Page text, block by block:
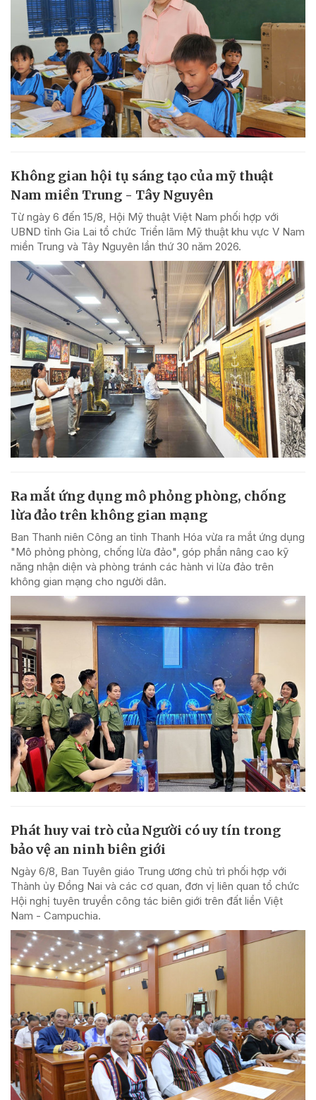
Không gian hội tụ sáng tạo của mỹ thuật
Nam miền Trung - Tây Nguyên
Từ ngày 6 đến 15/8, Hội Mỹ thuật Việt Nam phối hợp với
UBND tỉnh Gia Lai tổ chức Triển lãm Mỹ thuật khu vực V Nam
miền Trung và Tây Nguyên lần thứ 30 năm 2026.
Ra mắt ứng dụng mô phỏng phòng, chống
lừa đảo trên không gian mạng
Ban Thanh niên Công an tỉnh Thanh Hóa vừa ra mắt ứng dụng
"Mô phỏng phòng, chống lừa đảo", góp phần nâng cao kỹ
năng nhận diện và phòng tránh các hành vi lừa đảo trên
không gian mạng cho người dân.
Phát huy vai trò của Người có uy tín trong
bảo vệ an ninh biên giới
Ngày 6/8, Ban Tuyên giáo Trung ương chủ trì phối hợp với
Thành ủy Đồng Nai và các cơ quan, đơn vị liên quan tổ chức
Hội nghị tuyên truyền công tác biên giới trên đất liền Việt
Nam - Campuchia.